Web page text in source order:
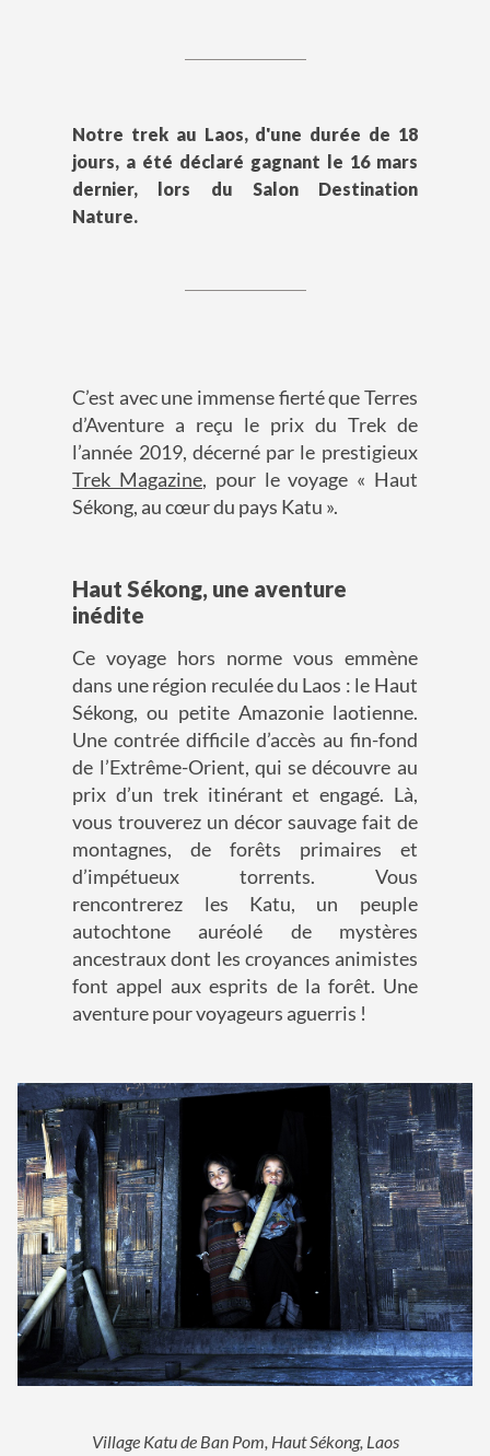
Notre trek au Laos, d'une durée de 18
jours, a été déclaré gagnant le 16 mars
dernier, lors du Salon Destination
Nature.
C’est avec une immense fierté que Terres
d’Aventure a reçu le prix du Trek de
l’année 2019, décerné par le prestigieux
Trek Magazine, pour le voyage « Haut
Sékong, au cœur du pays Katu ».
Haut Sékong, une aventure
inédite
Ce voyage hors norme vous emmène
dans une région reculée du Laos : le Haut
Sékong, ou petite Amazonie laotienne.
Une contrée difficile d’accès au fin-fond
de l’Extrême-Orient, qui se découvre au
prix d’un trek itinérant et engagé. Là,
vous trouverez un décor sauvage fait de
montagnes, de forêts primaires et
d’impétueux torrents. Vous
rencontrerez les Katu, un peuple
autochtone auréolé de mystères
ancestraux dont les croyances animistes
font appel aux esprits de la forêt. Une
aventure pour voyageurs aguerris !
Village Katu de Ban Pom, Haut Sékong, Laos